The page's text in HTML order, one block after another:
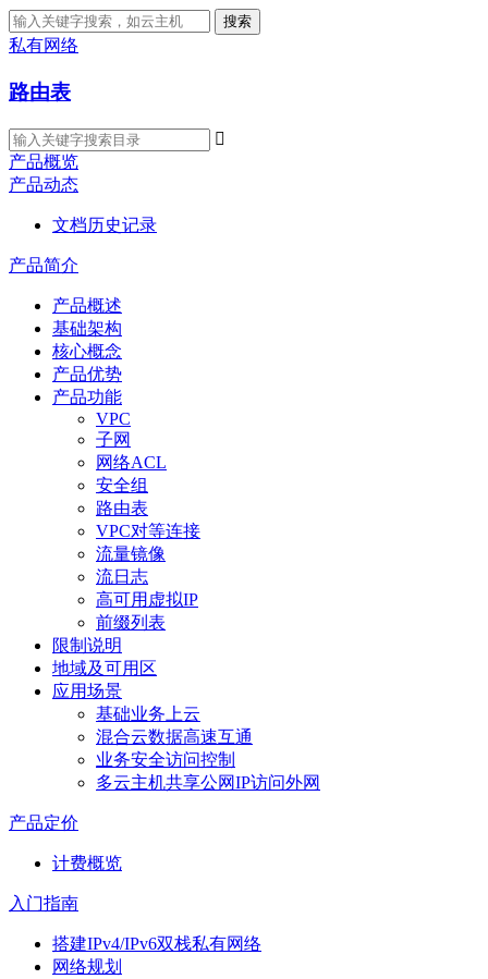
搜索
私有网络
路由表

产品概览
产品动态
文档历史记录
产品简介
产品概述
基础架构
核心概念
产品优势
产品功能
VPC
子网
网络ACL
安全组
路由表
VPC对等连接
流量镜像
流日志
高可用虚拟IP
前缀列表
限制说明
地域及可用区
应用场景
基础业务上云
混合云数据高速互通
业务安全访问控制
多云主机共享公网IP访问外网
产品定价
计费概览
入门指南
搭建IPv4/IPv6双栈私有网络
网络规划